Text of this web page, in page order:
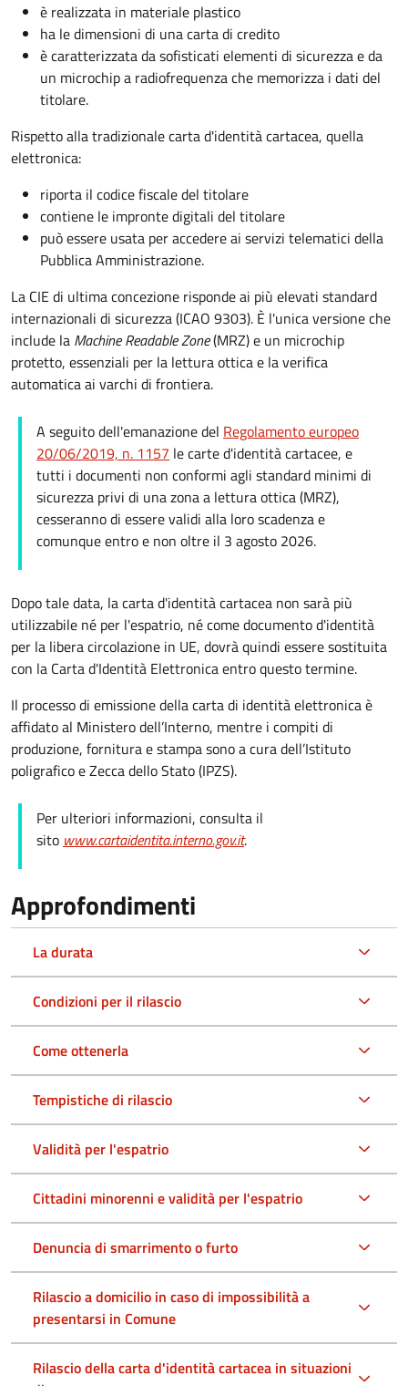
è realizzata in materiale plastico
ha le dimensioni di una carta di credito
è caratterizzata da sofisticati elementi di sicurezza e da
un microchip a radiofrequenza che memorizza i dati del
titolare.
Rispetto alla tradizionale carta d'identità cartacea, quella
elettronica:
riporta il codice fiscale del titolare
contiene le impronte digitali del titolare
può essere usata per accedere ai servizi telematici della
Pubblica Amministrazione.
La CIE di ultima concezione risponde ai più elevati standard
internazionali di sicurezza (ICAO 9303). È l'unica versione che
include la Machine Readable Zone(MRZ) e un microchip
protetto, essenziali per la lettura ottica e la verifica
automatica ai varchi di frontiera.
A seguito dell'emanazione del Regolamento europeo
20/06/2019, n. 1157 le carte d'identità cartacee, e
tutti i documenti non conformi agli standard minimi di
sicurezza privi di una zona a lettura ottica (MRZ),
cesseranno di essere validi alla loro scadenza e
comunque entro e non oltre il 3 agosto 2026.
Dopo tale data, la carta d'identità cartacea non sarà più
utilizzabile né per l'espatrio, né come documento d'identità
per la libera circolazione in UE, dovrà quindi essere sostituita
con la Carta d'Identità Elettronica entro questo termine.
Il processo di emissione della carta di identità elettronica è
affidato al Ministero dell’Interno, mentre i compiti di
produzione, fornitura e stampa sono a cura dell’Istituto
poligrafico e Zecca dello Stato (IPZS).
Per ulteriori informazioni, consulta il
sito www.cartaidentita.interno.gov.it.
Approfondimenti
La durata
Condizioni per il rilascio
Come ottenerla
Tempistiche di rilascio
Validità per l'espatrio
Cittadini minorenni e validità per l'espatrio
Denuncia di smarrimento o furto
Rilascio a domicilio in caso di impossibilità a
presentarsi in Comune
Rilascio della carta d'identità cartacea in situazioni